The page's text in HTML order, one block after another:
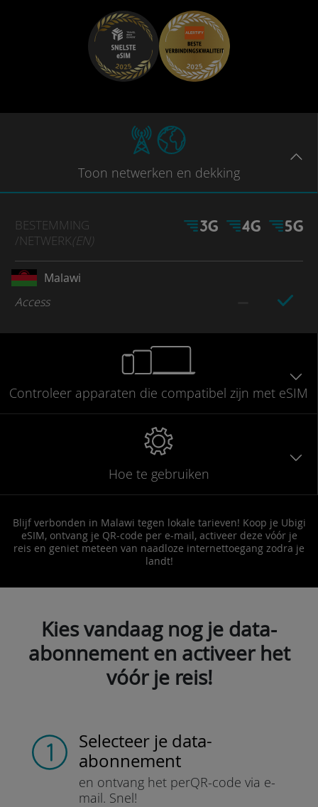
Toon netwerken en dekking
BESTEMMING
/NETWERK(EN)
Malawi
Access
Controleer apparaten die compatibel zijn met eSIM
Hoe te gebruiken
Blijf verbonden in Malawi tegen lokale tarieven! Koop je Ubigi
eSIM, ontvang je QR-code per e-mail, activeer deze vóór je
reis en geniet meteen van naadloze internettoegang zodra je
landt!
Kies vandaag nog je data-
abonnement en activeer het
vóór je reis!
Selecteer je data-
abonnement
en ontvang het perQR-code via e-
mail. Snel!